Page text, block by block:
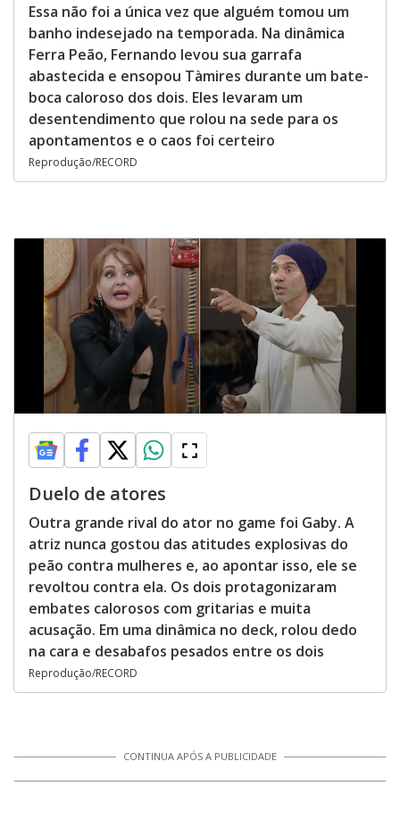
Essa não foi a única vez que alguém tomou um
banho indesejado na temporada. Na dinâmica
Ferra Peão, Fernando levou sua garrafa
abastecida e ensopou Tàmires durante um bate-
boca caloroso dos dois. Eles levaram um
desentendimento que rolou na sede para os
apontamentos e o caos foi certeiro
Reprodução/RECORD
Duelo de atores
Outra grande rival do ator no game foi Gaby. A
atriz nunca gostou das atitudes explosivas do
peão contra mulheres e, ao apontar isso, ele se
revoltou contra ela. Os dois protagonizaram
embates calorosos com gritarias e muita
acusação. Em uma dinâmica no deck, rolou dedo
na cara e desabafos pesados entre os dois
Reprodução/RECORD
CONTINUA APÓS A PUBLICIDADE